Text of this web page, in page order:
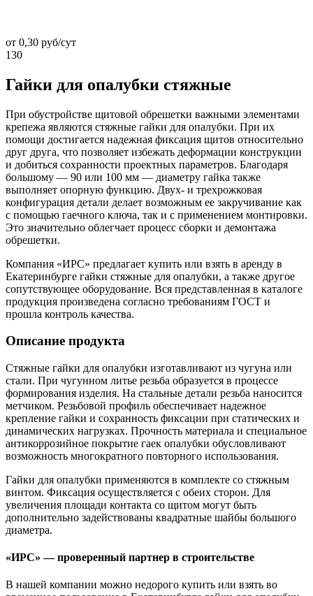
от 0,30 руб/сут
130
Гайки для опалубки стяжные
При обустройстве щитовой обрешетки важными элементами
крепежа являются стяжные гайки для опалубки. При их
помощи достигается надежная фиксация щитов относительно
друг друга, что позволяет избежать деформации конструкции
и добиться сохранности проектных параметров. Благодаря
большому — 90 или 100 мм — диаметру гайка также
выполняет опорную функцию. Двух- и трехрожковая
конфигурация детали делает возможным ее закручивание как
с помощью гаечного ключа, так и с применением монтировки.
Это значительно облегчает процесс сборки и демонтажа
обрешетки.
Компания «ИРС» предлагает купить или взять в аренду в
Екатеринбурге гайки стяжные для опалубки, а также другое
сопутствующее оборудование. Вся представленная в каталоге
продукция произведена согласно требованиям ГОСТ и
прошла контроль качества.
Описание продукта
Стяжные гайки для опалубки изготавливают из чугуна или
стали. При чугунном литье резьба образуется в процессе
формирования изделия. На стальные детали резьба наносится
метчиком. Резьбовой профиль обеспечивает надежное
крепление гайки и сохранность фиксации при статических и
динамических нагрузках. Прочность материала и специальное
антикоррозийное покрытие гаек опалубки обусловливают
возможность многократного повторного использования.
Гайки для опалубки применяются в комплекте со стяжным
винтом. Фиксация осуществляется с обеих сторон. Для
увеличения площади контакта со щитом могут быть
дополнительно задействованы квадратные шайбы большого
диаметра.
«ИРС» — проверенный партнер в строительстве
В нашей компании можно недорого купить или взять во